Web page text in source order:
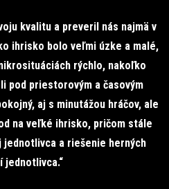
kvalitu a preveril nás najmä v
ihrisko bolo veľmi úzke a malé,
rýchlo, nakoľko
pod priestorovým a časovým
aj s minutážou hráčov, ale
na veľké ihrisko, pričom stále
jednotlivca a riešenie herných
jednotlivca.“